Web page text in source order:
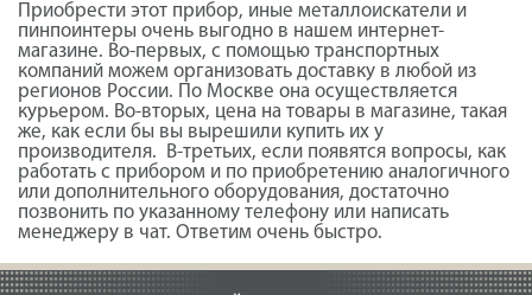
Приобрести этот прибор, иные металлоискатели и
пинпоинтеры очень выгодно в нашем интернет-
магазине. Во-первых, с помощью транспортных
компаний можем организовать доставку в любой из
регионов России. По Москве она осуществляется
курьером. Во-вторых, цена на товары в магазине, такая
же, как если бы вы вырешили купить их у
производителя. В-третьих, если появятся вопросы, как
работать с прибором и по приобретению аналогичного
или дополнительного оборудования, достаточно
позвонить по указанному телефону или написать
менеджеру в чат. Ответим очень быстро.